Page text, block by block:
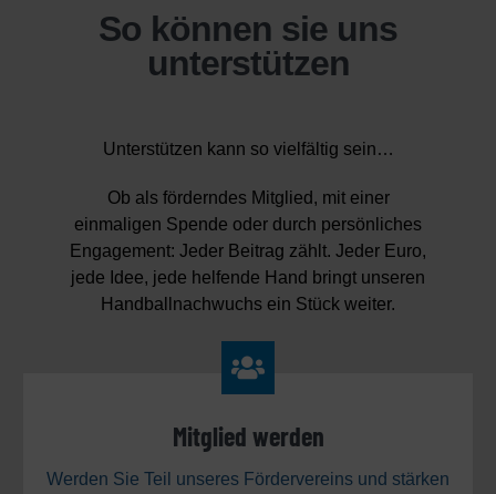
So können sie uns
unterstützen
Unterstützen kann so vielfältig sein…
Ob als förderndes Mitglied, mit einer
einmaligen Spende oder durch persönliches
Engagement: Jeder Beitrag zählt. Jeder Euro,
jede Idee, jede helfende Hand bringt unseren
Handballnachwuchs ein Stück weiter.
Mitglied werden
Werden Sie Teil unseres Fördervereins und stärken